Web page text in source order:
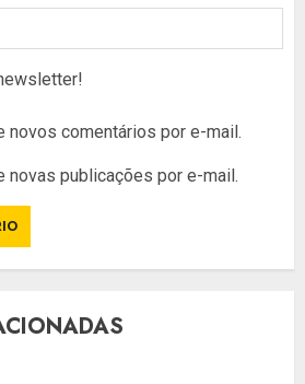
novos comentários por e-mail.
novas publicações por e-mail.